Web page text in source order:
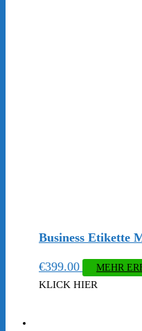
Business Etikette
€399.00 MEHR
KLICK HIER